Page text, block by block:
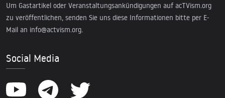
Um Gastartikel oder Veranstaltungsankündigungen auf acTVism.org
zu veröffentlichen, senden Sie uns diese Informationen bitte per E-
Mail an info@actvism.org.
Social Media